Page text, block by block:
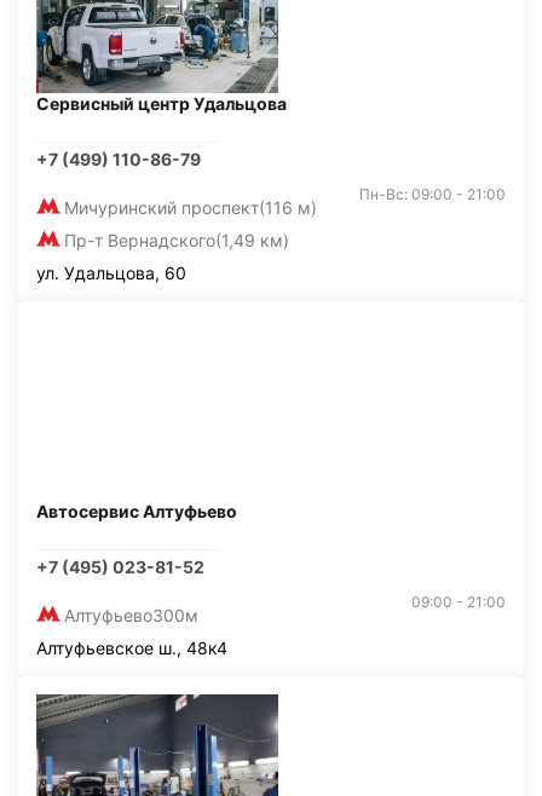
Сервисный центр Удальцова
+7 (499) 110-86-79
Мичуринский проспект(116 м)
Пр-т Вернадского(1,49 км)
Пн-Вс: 09:00 - 21:00
ул. Удальцова, 60
Автосервис Алтуфьево
+7 (495) 023-81-52
Алтуфьево300м
09:00 - 21:00
Алтуфьевское ш., 48к4